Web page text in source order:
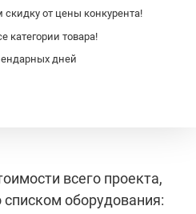
от цены конкурента!
категории товара!
дней
всего проекта,
списком оборудования: